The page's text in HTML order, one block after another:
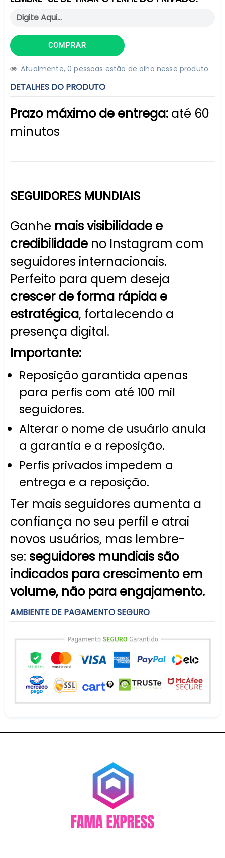
COMPRAR
Atualmente,0pessoas estão de olho nesse produto
DETALHES DO PRODUTO
Prazo máximo de entrega: até 60
minutos
SEGUIDORES MUNDIAIS
Ganhe mais visibilidade e
credibilidade no Instagram com
seguidores internacionais.
Perfeito para quem deseja
crescer de forma rápida e
estratégica, fortalecendo a
presença digital.
Importante:
Reposição garantida apenas
para perfis com até 100 mil
seguidores.
Alterar o nome de usuário anula
a garantia e a reposição.
Perfis privados impedem a
entrega e a reposição.
Ter mais seguidores aumenta a
confiança no seu perfil e atrai
novos usuários, mas lembre-
se: seguidores mundiais são
indicados para crescimento em
volume, não para engajamento.
AMBIENTE DE PAGAMENTO SEGURO